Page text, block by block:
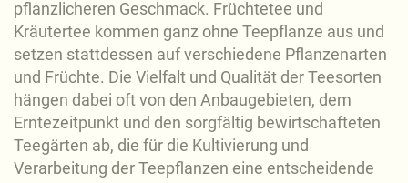
pflanzlicheren Geschmack. Früchtetee und
Kräutertee kommen ganz ohne Teepflanze aus und
setzen stattdessen auf verschiedene Pflanzenarten
und Früchte. Die Vielfalt und Qualität der Teesorten
hängen dabei oft von den Anbaugebieten, dem
Erntezeitpunkt und den sorgfältig bewirtschafteten
Teegärten ab, die für die Kultivierung und
Verarbeitung der Teepflanzen eine entscheidende